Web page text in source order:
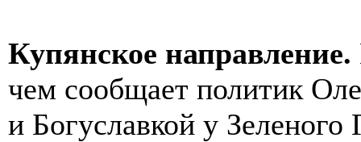
Купянское направление.
чем сообщает политик
и Богуславкой у Зеленого